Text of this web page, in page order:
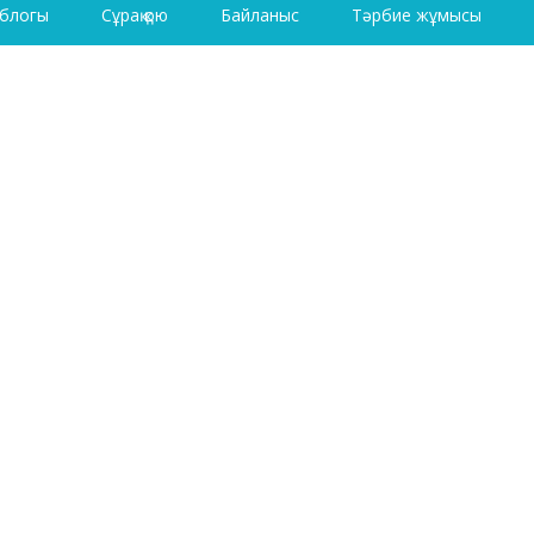
Сұрақ қою Байланыс Тәрбие жұмысы